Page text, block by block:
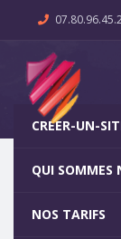
CREER-UN-
QUI SOMMES
NOS TARIFS